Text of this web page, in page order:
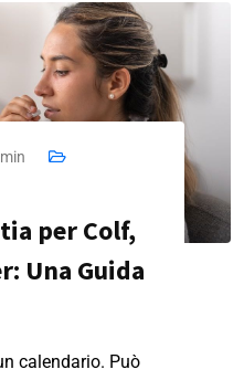
per Colf,
Una Guida
calendario. Può